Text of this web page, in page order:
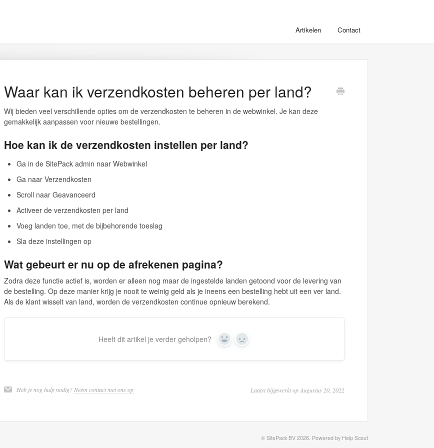
Artikelen Contact
Waar kan ik verzendkosten beheren per land?
Wij bieden veel verschillende opties om de verzendkosten te beheren in de webwinkel. Je kan deze
gemakkelijk aanpassen voor nieuwe bestellingen.
Hoe kan ik de verzendkosten instellen per land?
Ga in de SitePack admin naar Webwinkel
Ga naar Verzendkosten
Scroll naar Geavanceerd
Activeer de verzendkosten per land
Voeg landen toe, met de bijbehorende toeslag
Sla deze instellingen op
Wat gebeurt er nu op de afrekenen pagina?
Zodra deze functie actief is, worden er alleen nog maar de ingestelde landen getoond voor de levering van
de bestelling. Op deze manier krijg je nooit te weinig geld als je ineens een bestelling hebt uit een ver land.
Als de klant wisselt van land, worden de verzendkosten continue opnieuw berekend.
Heeft dit artikel je verder geholpen? Yes No
Heb je nog hulp nodig?Neem contact met ons op Laatst bijgewerkt op Augustus 20, 2022
© SitePack BV 2026. Powered by Help Scout